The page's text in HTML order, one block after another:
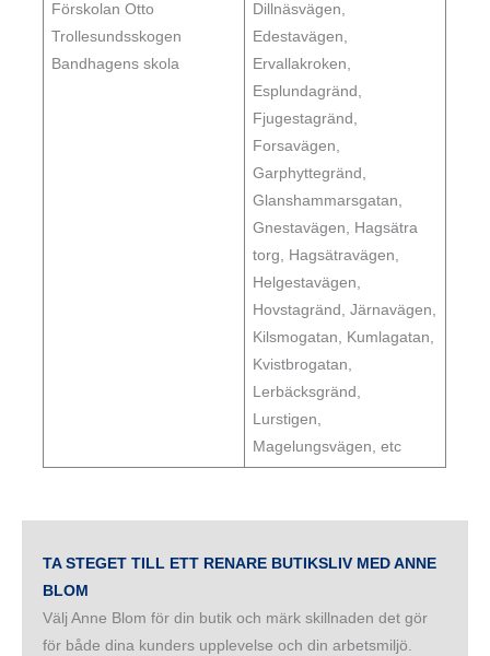
Förskolan Otto
Trollesundsskogen
Bandhagens skola
Dillnäsvägen,
Edestavägen,
Ervallakroken,
Esplundagränd,
Fjugestagränd,
Forsavägen,
Garphyttegränd,
Glanshammarsgatan,
Gnestavägen, Hagsätra
torg, Hagsätravägen,
Helgestavägen,
Hovstagränd, Järnavägen,
Kilsmogatan, Kumlagatan,
Kvistbrogatan,
Lerbäcksgränd,
Lurstigen,
Magelungsvägen, etc
TA STEGET TILL ETT RENARE BUTIKSLIV MED ANNE
BLOM
Välj Anne Blom för din butik och märk skillnaden det gör
för både dina kunders upplevelse och din arbetsmiljö.